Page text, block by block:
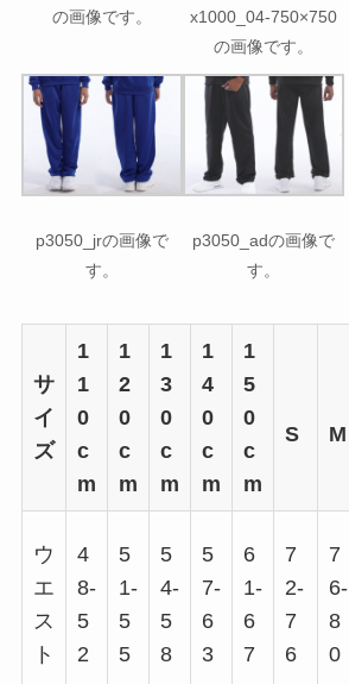
の画像です。
x1000_04-750×750
の画像です。
p3050_jrの画像で
す。
p3050_adの画像で
す。
サ
イ
ズ
1
1
0
c
m
1
2
0
c
m
1
3
0
c
m
1
4
0
c
m
1
5
0
c
m
S M
ウ
エ
ス
ト
4
8-
5
2
5
1-
5
5
5
4-
5
8
5
7-
6
3
6
1-
6
7
7
2-
7
6
7
6-
8
0